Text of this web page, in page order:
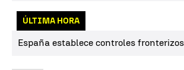
ÚLTIMA HORA
España establece controles